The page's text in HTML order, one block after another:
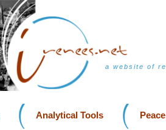
a website of
Analytical Tools